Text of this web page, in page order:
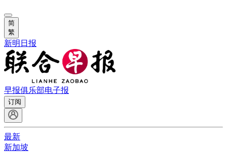
简
繁
新明日报
早报俱乐部电子报
订阅
最新
新加坡